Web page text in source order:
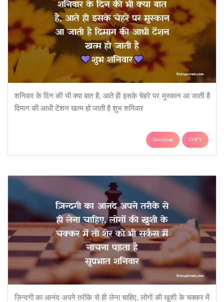
शनिवार के दिन की भी क्या बात है, आते ही इसके चेहरे पर मुस्कान आ जाती है
दिमाग की आधी टेंशन खत्म हो जाती है शुभ शनिवार
Download COPY
ज़िन्दगी का आनंद अपने तरीके से ही लेना चाहिए, लोगों की खुशी के चक्कर में